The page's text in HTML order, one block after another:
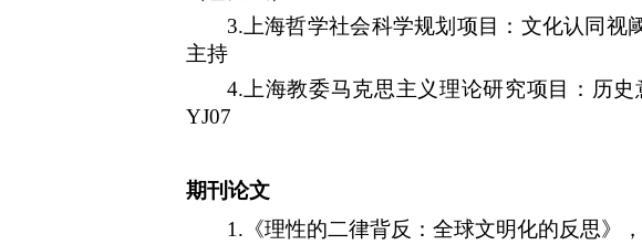
3. 上海哲学社会科学规划项目：文化认同
主持
4. 上海教委马克思主义理论研究项目：历
YJ07
期刊论文
1. 《理性的二律背反：全球文明化的反思》